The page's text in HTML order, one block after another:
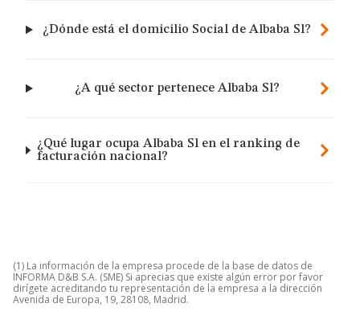
¿Dónde está el domicilio Social de Albaba Sl?
¿A qué sector pertenece Albaba Sl?
¿Qué lugar ocupa Albaba Sl en el ranking de
facturación nacional?
(1) La información de la empresa procede de la base de datos de
INFORMA D&B S.A. (SME) Si aprecias que existe algún error por favor
dirígete acreditando tu representación de la empresa a la dirección
Avenida de Europa, 19, 28108, Madrid.